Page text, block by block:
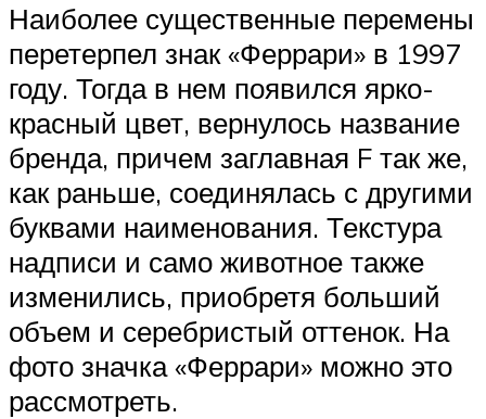
Наиболее существенные перемены
перетерпел знак «Феррари» в 1997
году. Тогда в нем появился ярко-
красный цвет, вернулось название
бренда, причем заглавная F так же,
как раньше, соединялась с другими
буквами наименования. Текстура
надписи и само животное также
изменились, приобретя больший
объем и серебристый оттенок. На
фото значка «Феррари» можно это
рассмотреть.